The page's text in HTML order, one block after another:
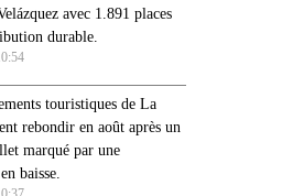
avec 1.891 places
durable.
touristiques de La
rebondir en août après un
marqué par une
baisse.